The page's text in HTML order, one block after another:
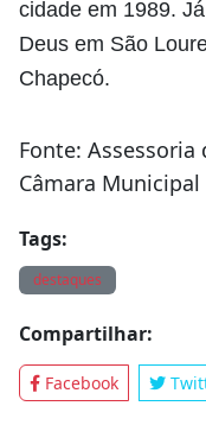
cidade em 1989.
Deus em São
Chapecó.
Fonte: Assessoria
Câmara Municipal
Tags:
destaques
Compartilhar:
Facebook